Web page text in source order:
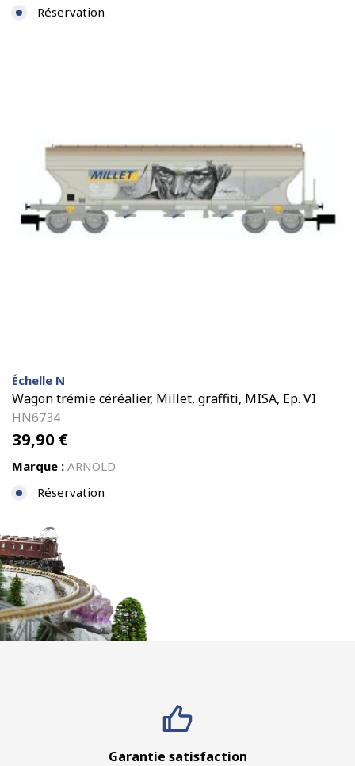
Réservation
Échelle N
Wagon trémie céréalier, Millet, graffiti, MISA, Ep. VI
HN6734
39,90 €
Marque : ARNOLD
Réservation
Garantie satisfaction